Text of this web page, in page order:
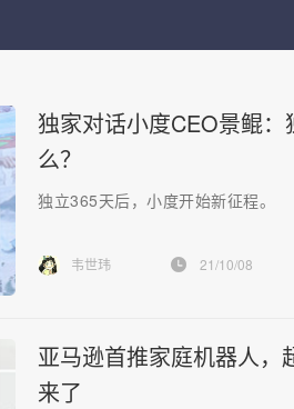
独家对话小度CEO景鲲
么？
独立365天后，小度开始新征程。
韦世玮 21/10/08
亚马逊首推家庭机器人，
来了